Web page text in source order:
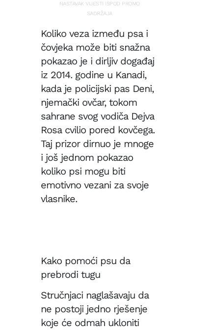
NASTAVAK VIJESTI ISPOD PROMO
SADRŽAJA
Koliko veza između psa i
čovjeka može biti snažna
pokazao je i dirljiv događaj
iz 2014. godine u Kanadi,
kada je policijski pas Deni,
njemački ovčar, tokom
sahrane svog vodiča Dejva
Rosa cvilio pored kovčega.
Taj prizor dirnuo je mnoge
i još jednom pokazao
koliko psi mogu biti
emotivno vezani za svoje
vlasnike.
Kako pomoći psu da
prebrodi tugu
Stručnjaci naglašavaju da
ne postoji jedno rješenje
koje će odmah ukloniti